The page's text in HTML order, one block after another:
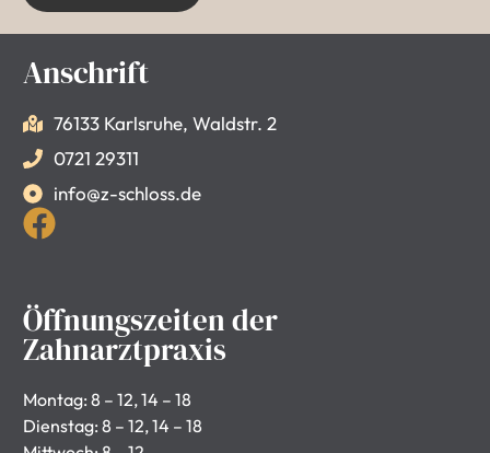
Anschrift
76133 Karlsruhe, Waldstr. 2
0721 29311
info@z-schloss.de
Öffnungszeiten der
Zahnarztpraxis
Montag: 8 – 12, 14 – 18
Dienstag: 8 – 12, 14 – 18